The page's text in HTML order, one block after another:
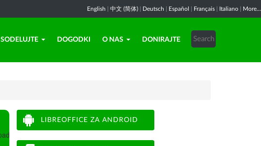
English 中文 (简体) Deutsch Español Français Italiano More...
SODELUJTE DOGODKI O NAS DONIRAJTE
LIBREOFFICE ZA ANDROID